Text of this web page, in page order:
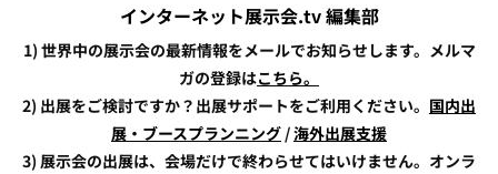
インターネット展示会.tv 編集部
1) 世界中の展示会の最新情報をメールでお知らせします。メルマ
ガの登録はこちら。
2) 出展をご検討ですか？出展サポートをご利用ください。 国内出
展・ブースプランニング /海外出展支援
3) 展示会の出展は、会場だけで終わらせてはいけません。オンラ